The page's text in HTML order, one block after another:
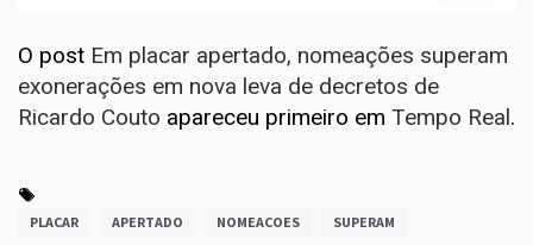
O post Em placar apertado, nomeações superam
exonerações em nova leva de decretos de
Ricardo Couto apareceu primeiro em Tempo Real.
PLACAR APERTADO NOMEACOES SUPERAM